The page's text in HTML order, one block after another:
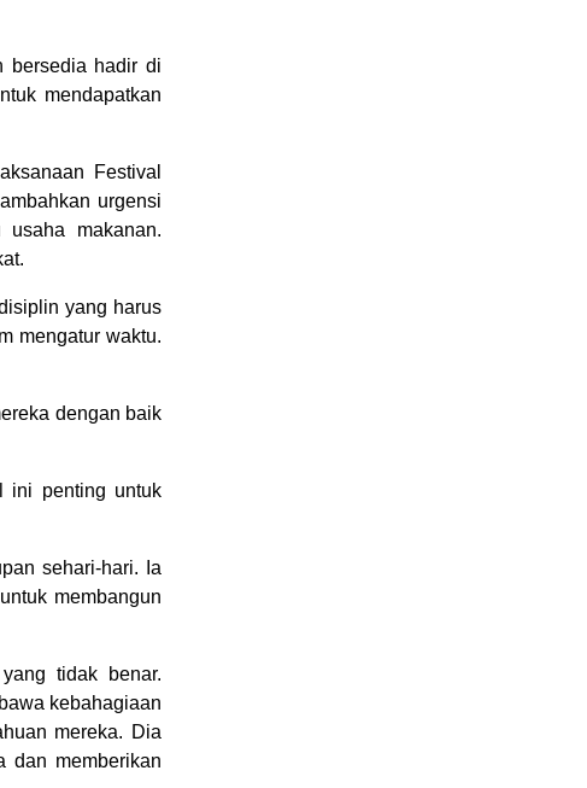
bersedia hadir di
mendapatkan
Festival
urgensi
makanan.
yang harus
mengatur waktu.
dengan baik
ini penting untuk
sehari-hari. Ia
membangun
tidak benar.
kebahagiaan
mereka. Dia
dan memberikan